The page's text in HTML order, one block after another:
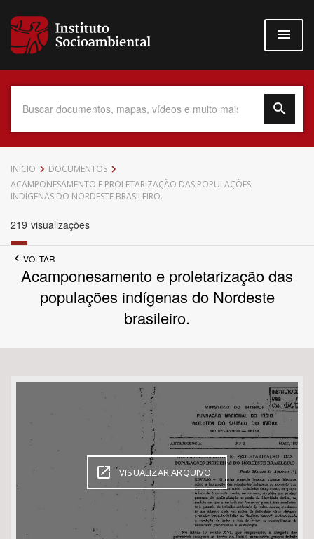
para
conteúdo
Data do Documento
Povo Indígena
Bioma / Bacia
Tema
Subtema
Área de Levantamento
INÍCIO
DOCUMENTOS
ACAMPONESAMENTO E PROLETARIZAÇÃO DAS POPULAÇÕES
INDÍGENAS DO NORDESTE BRASILEIRO.
219 visualizações
VOLTAR
Acamponesamento e proletarização das
populações indígenas do Nordeste
brasileiro.
VISUALIZAR ARQUIVO